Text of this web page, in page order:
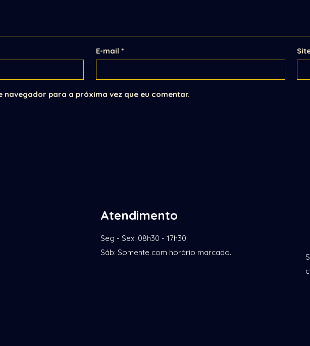
E-mail*
navegador para a próxima vez que eu comentar.
Atendimento
Seg - Sex: 08h30 - 17h30
Sáb: Somente com horário marcado.